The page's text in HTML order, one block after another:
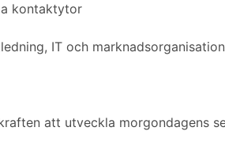
kontaktytor
IT och
att utveckla morgondagens